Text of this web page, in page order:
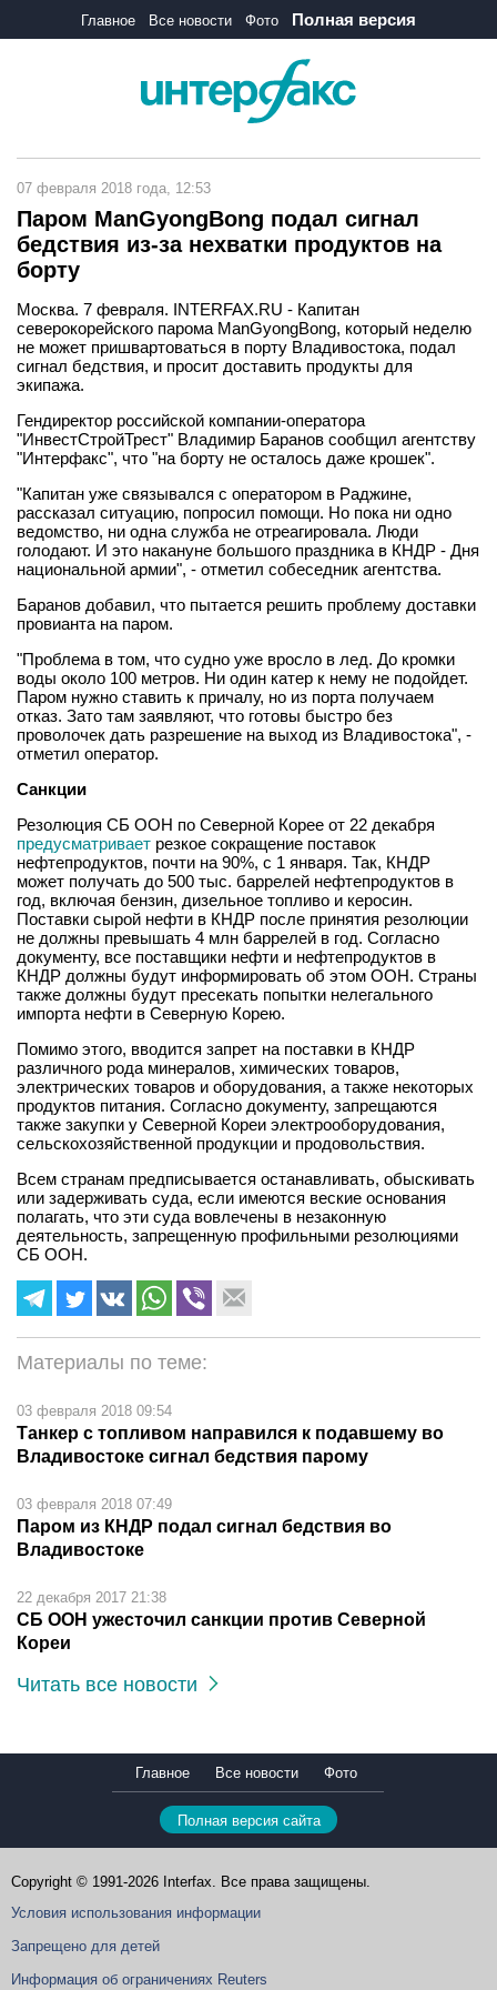
Главное Все новости Фото Полная версия
07 февраля 2018 года, 12:53
Паром ManGyongBong подал сигнал
бедствия из-за нехватки продуктов на
борту
Москва. 7 февраля. INTERFAX.RU - Капитан
северокорейского парома ManGyongBong, который неделю
не может пришвартоваться в порту Владивостока, подал
сигнал бедствия, и просит доставить продукты для
экипажа.
Гендиректор российской компании-оператора
"ИнвестСтройТрест" Владимир Баранов сообщил агентству
"Интерфакс", что "на борту не осталось даже крошек".
"Капитан уже связывался с оператором в Раджине,
рассказал ситуацию, попросил помощи. Но пока ни одно
ведомство, ни одна служба не отреагировала. Люди
голодают. И это накануне большого праздника в КНДР - Дня
национальной армии", - отметил собеседник агентства.
Баранов добавил, что пытается решить проблему доставки
провианта на паром.
"Проблема в том, что судно уже вросло в лед. До кромки
воды около 100 метров. Ни один катер к нему не подойдет.
Паром нужно ставить к причалу, но из порта получаем
отказ. Зато там заявляют, что готовы быстро без
проволочек дать разрешение на выход из Владивостока", -
отметил оператор.
Санкции
Резолюция СБ ООН по Северной Корее от 22 декабря
предусматривает резкое сокращение поставок
нефтепродуктов, почти на 90%, с 1 января. Так, КНДР
может получать до 500 тыс. баррелей нефтепродуктов в
год, включая бензин, дизельное топливо и керосин.
Поставки сырой нефти в КНДР после принятия резолюции
не должны превышать 4 млн баррелей в год. Согласно
документу, все поставщики нефти и нефтепродуктов в
КНДР должны будут информировать об этом ООН. Страны
также должны будут пресекать попытки нелегального
импорта нефти в Северную Корею.
Помимо этого, вводится запрет на поставки в КНДР
различного рода минералов, химических товаров,
электрических товаров и оборудования, а также некоторых
продуктов питания. Согласно документу, запрещаются
также закупки у Северной Кореи электрооборудования,
сельскохозяйственной продукции и продовольствия.
Всем странам предписывается останавливать, обыскивать
или задерживать суда, если имеются веские основания
полагать, что эти суда вовлечены в незаконную
деятельность, запрещенную профильными резолюциями
СБ ООН.
Материалы по теме:
03 февраля 2018 09:54
Танкер с топливом направился к подавшему во
Владивостоке сигнал бедствия парому
03 февраля 2018 07:49
Паром из КНДР подал сигнал бедствия во
Владивостоке
22 декабря 2017 21:38
СБ ООН ужесточил санкции против Северной
Кореи
Читать все новости
Главное Все новости Фото
Полная версия сайта
Copyright © 1991-2026 Interfax. Все права защищены.
Условия использования информации
Запрещено для детей
Информация об ограничениях Reuters